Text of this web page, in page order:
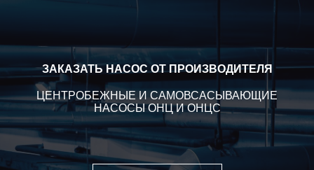
ЗАКАЗАТЬ НАСОС ОТ ПРОИЗВОДИТЕЛЯ
ЦЕНТРОБЕЖНЫЕ И САМОВСАСЫВАЮЩИЕ
НАСОСЫ ОНЦ И ОНЦС